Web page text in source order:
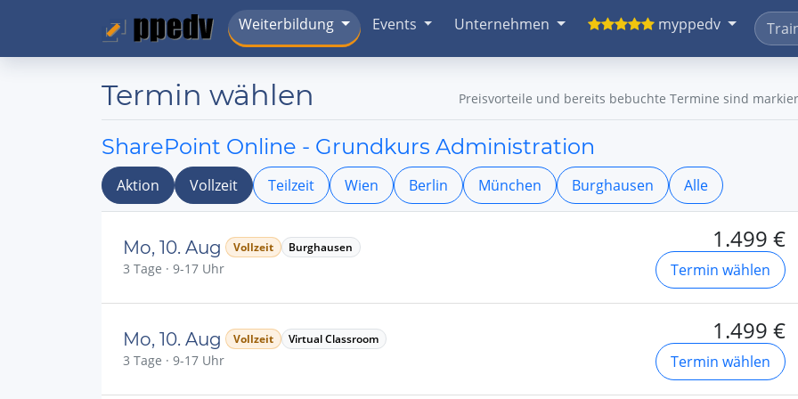
Weiterbildung Events Unternehmen myppedv
Termin wählen Preisvorteile und bereits bebuchte Termine sind
SharePoint Online - Grundkurs Administration
Aktion Vollzeit Teilzeit Wien Berlin München Burghausen Alle
Mo, 10. Aug Vollzeit Burghausen
3 Tage · 9-17 Uhr
1.499 €
Termin wählen
Mo, 10. Aug Vollzeit Virtual Classroom
3 Tage · 9-17 Uhr
1.499 €
Termin wählen